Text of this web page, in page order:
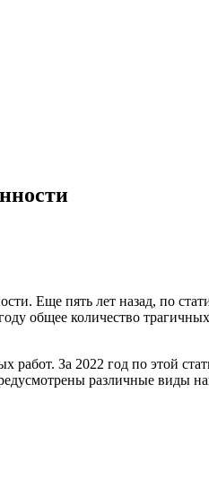
Еще пять лет назад, по
общее количество
работ. За 2022 год по этой
различные виды